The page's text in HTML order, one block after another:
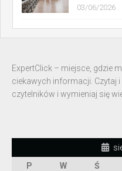
03/06/2026
ExpertClick – miejsce, gdzie
ciekawych informacji. Czytaj
czytelników i wymieniaj się
P
W Ś